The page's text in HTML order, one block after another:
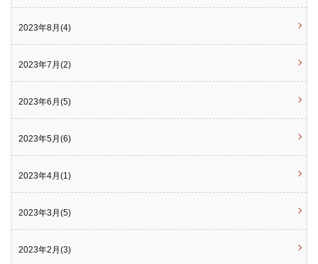
2023年8月(4)
2023年7月(2)
2023年6月(5)
2023年5月(6)
2023年4月(1)
2023年3月(5)
2023年2月(3)